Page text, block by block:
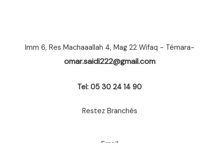
Imm 6, Res Machaaallah 4, Mag 22 Wifaq - Témara-
omar.saidi222@gmail.com
Tel: 05 30 24 14 90
Restez Branchés